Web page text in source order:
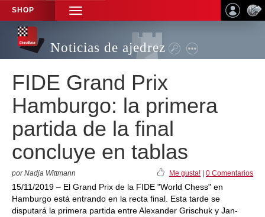
SHOP
TOGGLE
NAVIGATION
Noticias de ajedrez
FIDE Grand Prix
Hamburgo: la primera
partida de la final
concluye en tablas
por Nadja Wittmann Me gusta! 0 Comentarios
15/11/2019 – El Grand Prix de la FIDE "World Chess" en
Hamburgo está entrando en la recta final. Esta tarde se
disputará la primera partida entre Alexander Grischuk y Jan-